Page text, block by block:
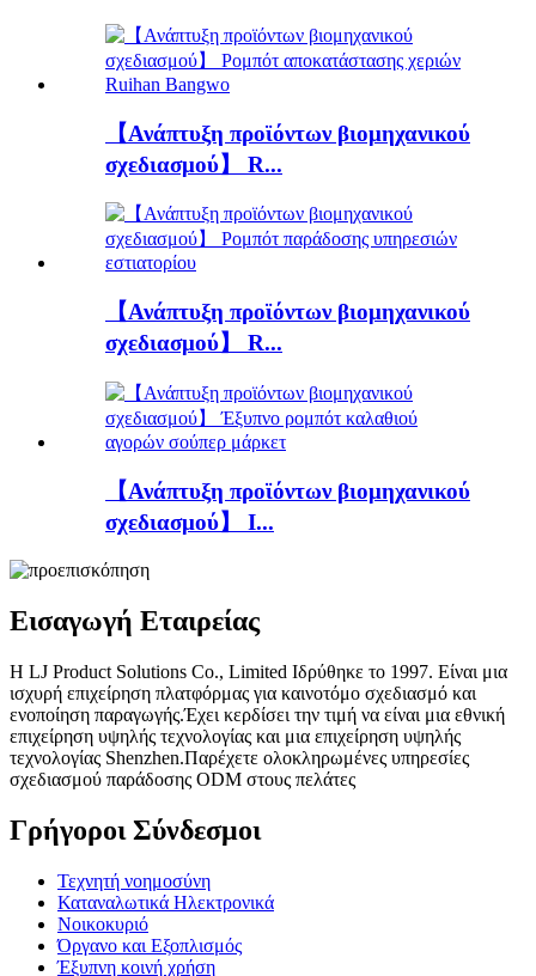
【Ανάπτυξη προϊόντων βιομηχανικού
σχεδιασμού】 R...
【Ανάπτυξη προϊόντων βιομηχανικού
σχεδιασμού】 R...
【Ανάπτυξη προϊόντων βιομηχανικού
σχεδιασμού】 I...
Εισαγωγή Εταιρείας
Η LJ Product Solutions Co., Limited Ιδρύθηκε το 1997. Είναι μια
ισχυρή επιχείρηση πλατφόρμας για καινοτόμο σχεδιασμό και
ενοποίηση παραγωγής.Έχει κερδίσει την τιμή να είναι μια εθνική
επιχείρηση υψηλής τεχνολογίας και μια επιχείρηση υψηλής
τεχνολογίας Shenzhen.Παρέχετε ολοκληρωμένες υπηρεσίες
σχεδιασμού παράδοσης ODM στους πελάτες
Γρήγοροι Σύνδεσμοι
Τεχνητή νοημοσύνη
Καταναλωτικά Ηλεκτρονικά
Νοικοκυριό
Όργανο και Εξοπλισμός
Έξυπνη κοινή χρήση